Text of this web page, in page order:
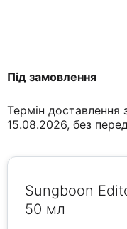
Під замовлення
Термін доставлення
15.08.2026, без
Sungboon
50 мл